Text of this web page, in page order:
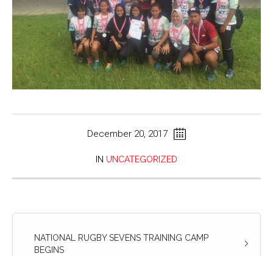
December 20, 2017
IN UNCATEGORIZED
NATIONAL RUGBY SEVENS TRAINING CAMP
BEGINS